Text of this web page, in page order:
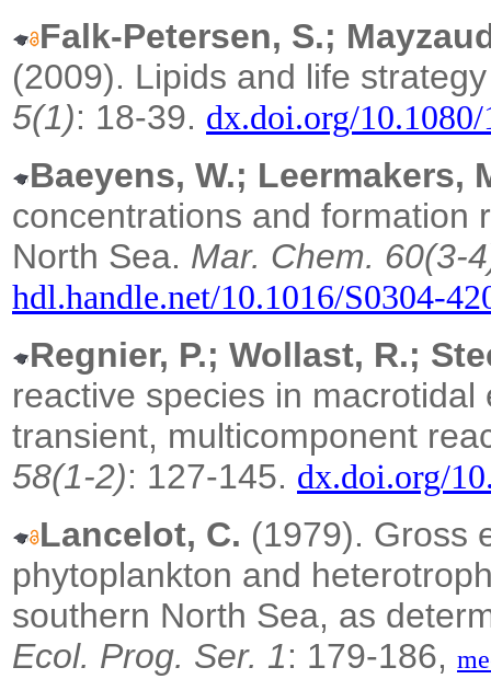
Falk-Petersen, S.;
(2009). Lipids and life
5(1): 18-39. dx.doi.org/
Baeyens, W.; Leermakers,
concentrations and formation
North Sea. Mar. Chem. 60(3-
hdl.handle.net/10.1016/S0304-
Regnier, P.; Wollast, R.;
reactive species in
transient, multicomponent
58(1-2): 127-145. dx.doi.org/
Lancelot, C. (1979). Gross
phytoplankton and
southern North Sea, as
Ecol. Prog. Ser. 1: 179-186,